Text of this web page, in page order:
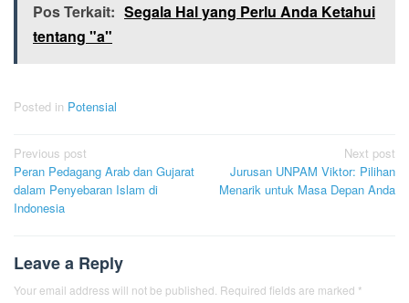
Pos Terkait: Segala Hal yang Perlu Anda Ketahui
tentang "a"
Posted in Potensial
Post
navigation
Previous post
Peran Pedagang Arab dan Gujarat
dalam Penyebaran Islam di
Indonesia
Next post
Jurusan UNPAM Viktor: Pilihan
Menarik untuk Masa Depan Anda
Leave a Reply
Your email address will not be published. Required fields are marked *